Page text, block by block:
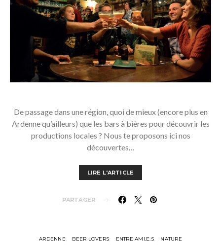
De passage dans une région, quoi de mieux (encore plus en
Ardenne qu’ailleurs) que les bars à bières pour découvrir les
productions locales ? Nous te proposons ici nos
découvertes…
LIRE L'ARTICLE
PARTAGER
ARDENNE BEER LOVERS ENTRE AMI.E.S NATURE